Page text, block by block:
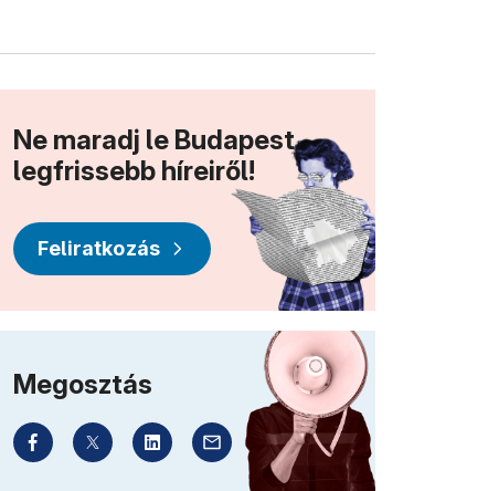
Ne maradj le Budapest
legfrissebb híreiről!
Feliratkozás
Megosztás